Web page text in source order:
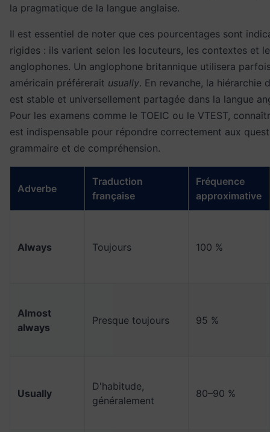
la pragmatique de la langue anglaise.
Il est essentiel de noter que ces pourcentages sont
rigides : ils varient selon les locuteurs, les contextes et
anglophones. Un anglophone britannique utilisera
américain préférerait usually. En revanche, la hiérarchie
est stable et universellement partagée dans la langue
Pour les examens comme le TOEIC ou le VTEST,
est indispensable pour répondre correctement aux
grammaire et de compréhension.
Adverbe
Traduction
française
Fréquence
approximative
Always Toujours 100 %
Almost
always
Presque toujours 95 %
Usually
D'habitude,
généralement
80–90 %